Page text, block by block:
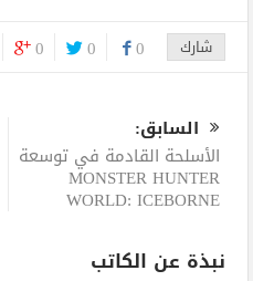
شارك 0
0
0
السابق:
الأسلحة القادمة في توسعة
MONSTER HUNTER
WORLD: ICEBORNE
نبذة عن الكاتب